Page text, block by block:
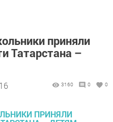
приняли
Татарстана –
3160 0 0